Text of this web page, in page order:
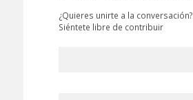
¿Quieres unirte a la conversación?
Siéntete libre de contribuir